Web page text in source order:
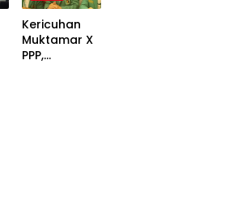
Kericuhan
Muktamar X
PPP,